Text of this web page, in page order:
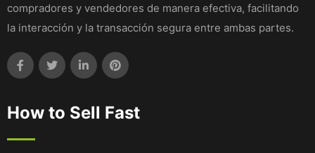
compradores y vendedores de manera efectiva, facilitando
la interacción y la transacción segura entre ambas partes.
How to Sell Fast